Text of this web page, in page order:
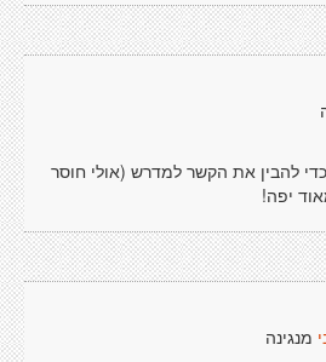
להבין את הקשר למדרש (אולי חוסר
יפה!
מנגינה